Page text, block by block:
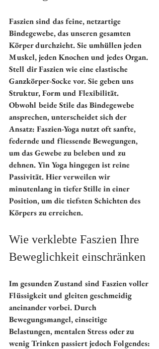
Faszien sind das feine, netzartige
Bindegewebe, das unseren gesamten
Körper durchzieht. Sie umhüllen jeden
Muskel, jeden Knochen und jedes Organ.
Stell dir Faszien wie eine elastische
Ganzkörper-Socke vor. Sie geben uns
Struktur, Form und Flexibilität.
Obwohl beide Stile das Bindegewebe
ansprechen, unterscheidet sich der
Ansatz: Faszien-Yoga nutzt oft sanfte,
federnde und fliessende Bewegungen,
um das Gewebe zu beleben und zu
dehnen. Yin Yoga hingegen ist reine
Passivität. Hier verweilen wir
minutenlang in tiefer Stille in einer
Position, um die tiefsten Schichten des
Körpers zu erreichen.
Wie verklebte Faszien Ihre
Beweglichkeit einschränken
Im gesunden Zustand sind Faszien voller
Flüssigkeit und gleiten geschmeidig
aneinander vorbei. Durch
Bewegungsmangel, einseitige
Belastungen, mentalen Stress oder zu
wenig Trinken passiert jedoch Folgendes: